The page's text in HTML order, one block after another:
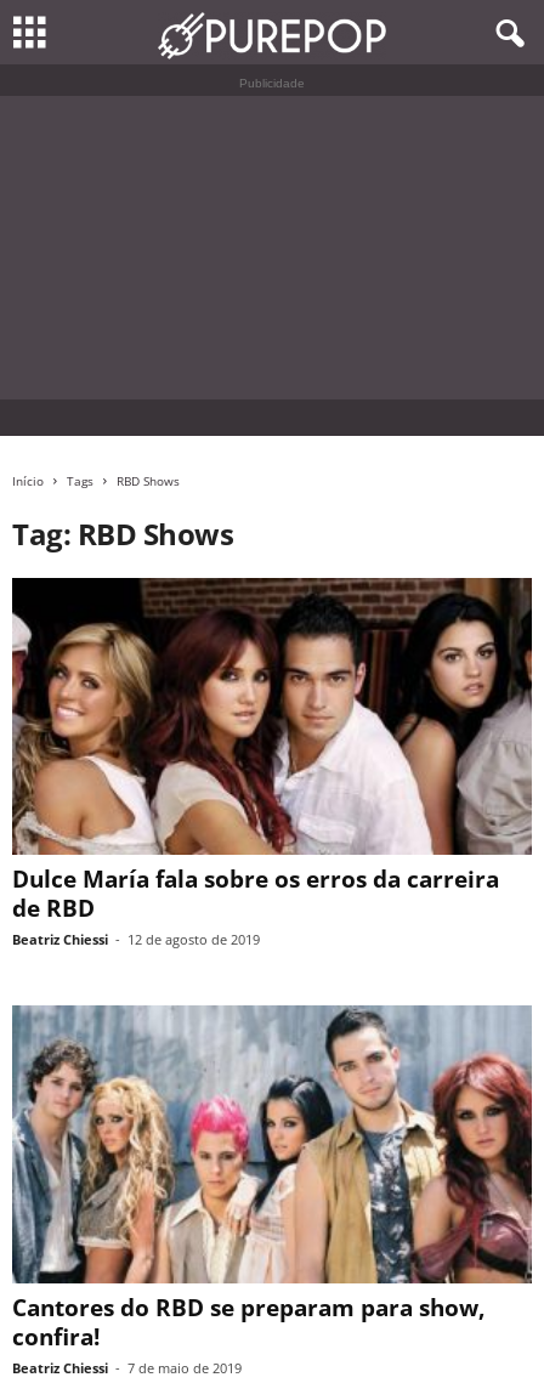
Publicidade
Início Tags RBD Shows
Tag: RBD Shows
Dulce María fala sobre os erros da carreira
de RBD
Beatriz Chiessi - 12 de agosto de 2019
Cantores do RBD se preparam para show,
confira!
Beatriz Chiessi - 7 de maio de 2019